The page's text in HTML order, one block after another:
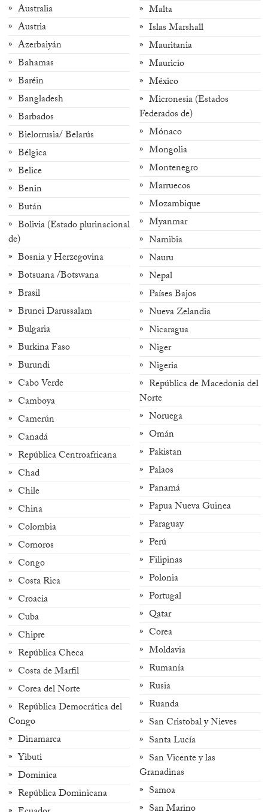
Australia
Austria
Azerbaiyán
Bahamas
Baréin
Bangladesh
Barbados
Bielorrusia/ Belarús
Bélgica
Belice
Benin
Bután
Bolivia (Estado plurinacional
de)
Bosnia y Herzegovina
Botsuana /Botswana
Brasil
Brunei Darussalam
Bulgaria
Burkina Faso
Burundi
Cabo Verde
Camboya
Camerún
Canadá
República Centroafricana
Chad
Chile
China
Colombia
Comoros
Congo
Costa Rica
Croacia
Cuba
Chipre
República Checa
Costa de Marfil
Corea del Norte
República Democrática del
Congo
Dinamarca
Yibuti
Dominica
República Dominicana
Malta
Islas Marshall
Mauritania
Mauricio
México
Micronesia (Estados
Federados de)
Mónaco
Mongolia
Montenegro
Marruecos
Mozambique
Myanmar
Namibia
Nauru
Nepal
Países Bajos
Nueva Zelandia
Nicaragua
Niger
Nigeria
República de Macedonia del
Norte
Noruega
Omán
Pakistan
Palaos
Panamá
Papua Nueva Guinea
Paraguay
Perú
Filipinas
Polonia
Portugal
Qatar
Corea
Moldavia
Rumanía
Rusia
Ruanda
San Cristobal y Nieves
Santa Lucía
San Vicente y las
Granadinas
Samoa